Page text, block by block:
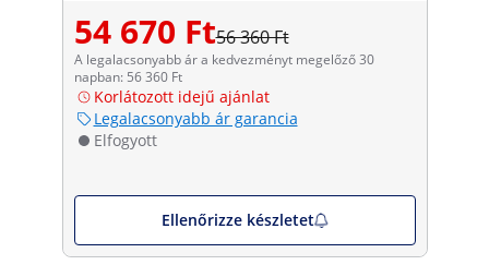
54 670 Ft56 360 Ft
A legalacsonyabb ár a kedvezményt megelőző 30
napban: 56 360 Ft
Korlátozott idejű ajánlat
Legalacsonyabb ár garancia
Elfogyott
Ellenőrizze készletet